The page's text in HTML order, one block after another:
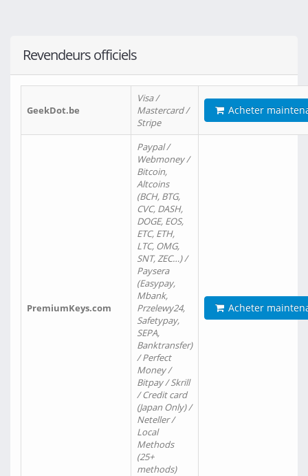
Revendeurs officiels
GeekDot.be
Visa /
Mastercard /
Stripe
Acheter
PremiumKeys.com
Paypal /
Webmoney /
Bitcoin,
Altcoins
(BCH, BTG,
CVC, DASH,
DOGE, EOS,
ETC, ETH,
LTC, OMG,
SNT, ZEC…) /
Paysera
(Easypay,
Mbank,
Przelewy24,
Safetypay,
SEPA,
Banktransfer)
/ Perfect
Money /
Bitpay / Skrill
/ Credit card
(Japan Only) /
Neteller /
Local
Methods
(25+
methods)
Acheter